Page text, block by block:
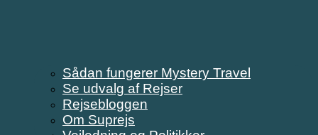
Sådan fungerer Mystery Travel
Se udvalg af Rejser
Rejsebloggen
Om Suprejs